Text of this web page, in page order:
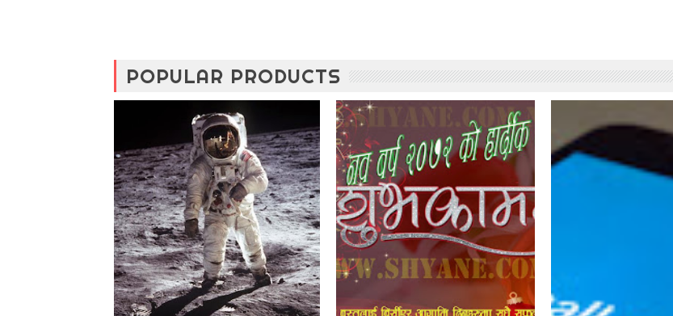
POPULAR PRODUCTS